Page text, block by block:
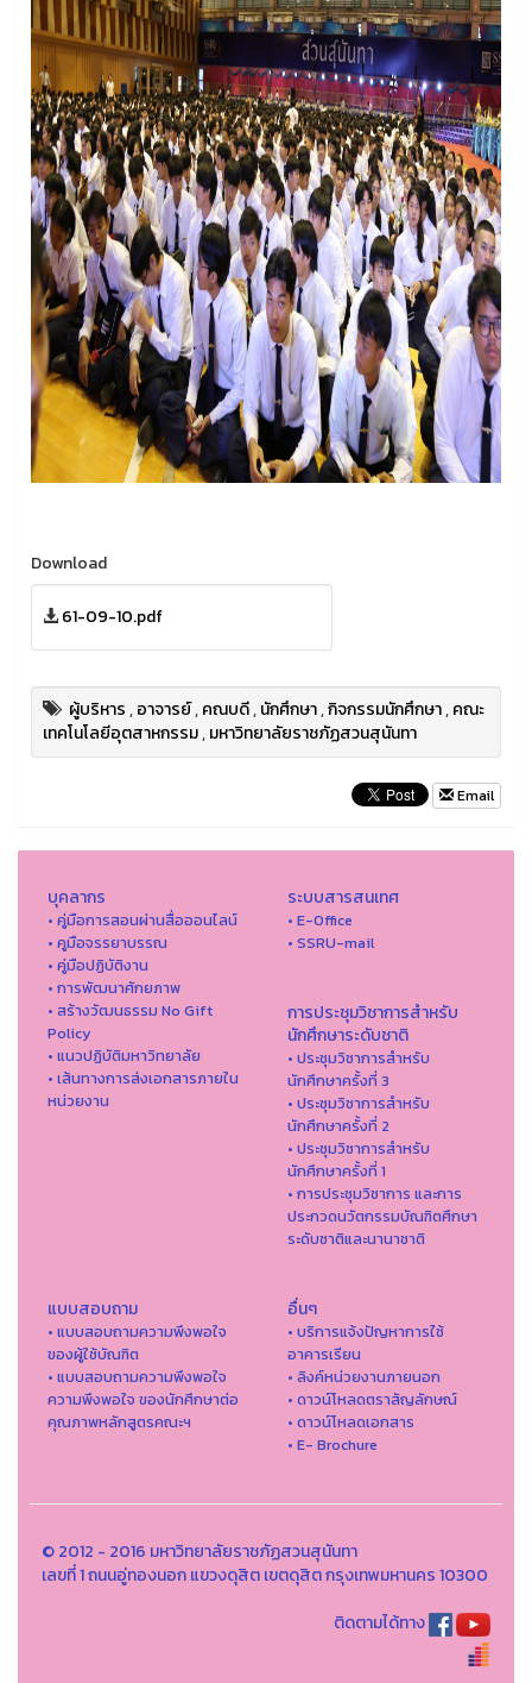
Download
61-09-10.pdf
ผู้บริหาร,อาจารย์,คณบดี,นักศึกษา,กิจกรรมนักศึกษา,คณะ
เทคโนโลยีอุตสาหกรรม,มหาวิทยาลัยราชภัฏสวนสุนันทา
Email
บุคลากร
• คู่มือการสอนผ่านสื่อออนไลน์
• คูมือจรรยาบรรณ
• คู่มือปฏิบัติงาน
• การพัฒนาศักยภาพ
• สร้างวัฒนธรรม No Gift
Policy
• แนวปฏิบัติมหาวิทยาลัย
• เส้นทางการส่งเอกสารภายใน
หน่วยงาน
ระบบสารสนเทศ
• E-Office
• SSRU-mail
การประชุมวิชาการสำหรับ
นักศึกษาระดับชาติ
• ประชุมวิชาการสำหรับ
นักศึกษาครั้งที่ 3
• ประชุมวิชาการสำหรับ
นักศึกษาครั้งที่ 2
• ประชุมวิชาการสำหรับ
นักศึกษาครั้งที่ 1
• การประชุมวิชาการ และการ
ประกวดนวัตกรรมบัณฑิตศึกษา
ระดับชาติและนานาชาติ
แบบสอบถาม
• แบบสอบถามความพึงพอใจ
ของผู้ใช้บัณฑิต
• แบบสอบถามความพึงพอใจ
ความพึงพอใจ ของนักศึกษาต่อ
คุณภาพหลักสูตรคณะฯ
อื่นๆ
• บริการแจ้งปัญหาการใ่ช้
อาคารเรียน
• ลิงค์หน่วยงานภายนอก
• ดาวน์โหลดตราสัญลักษณ์
• ดาวน์โหลดเอกสาร
• E- Brochure
© 2012 - 2016 มหาวิทยาลัยราชภัฏสวนสุนันทา
เลขที่ 1 ถนนอู่ทองนอก แขวงดุสิต เขตดุสิต กรุงเทพมหานคร 10300
ติดตามได้ทาง